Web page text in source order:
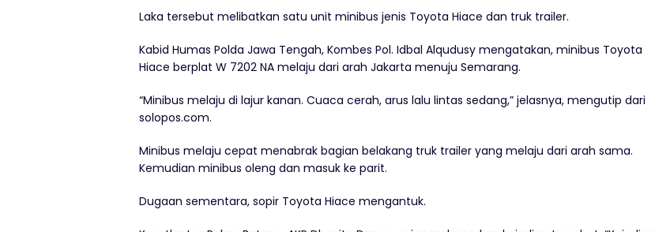
Laka tersebut melibatkan satu unit minibus jenis Toyota Hiace dan truk trailer.
Kabid Humas Polda Jawa Tengah, Kombes Pol. Idbal Alqudusy mengatakan, minibus Toyota
Hiace berplat W 7202 NA melaju dari arah Jakarta menuju Semarang.
“Minibus melaju di lajur kanan. Cuaca cerah, arus lalu lintas sedang,” jelasnya, mengutip dari
solopos.com.
Minibus melaju cepat menabrak bagian belakang truk trailer yang melaju dari arah sama.
Kemudian minibus oleng dan masuk ke parit.
Dugaan sementara, sopir Toyota Hiace mengantuk.